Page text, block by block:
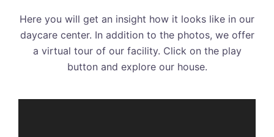
Here you will get an insight how it looks like in our
daycare center. In addition to the photos, we offer
a virtual tour of our facility. Click on the play
button and explore our house.